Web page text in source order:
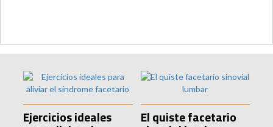
Ejercicios ideales El quiste facetario